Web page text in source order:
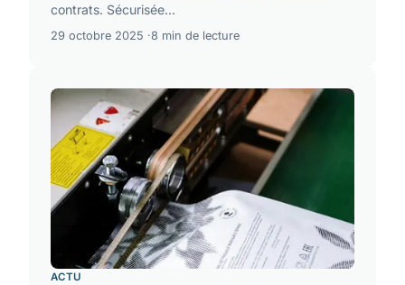
contrats. Sécurisée...
29 octobre 2025 8 min de lecture
ACTU